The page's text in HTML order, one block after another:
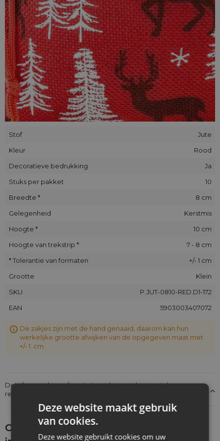
Stof
Jute
Kleur
Rood
Decoratieve bedrukking
Ja
Stuks per pakket
10
Breedte *
8 cm
Gelegenheid
Kerstmis
Hoogte *
10 cm
Hoogte van trekstrip *
7 - 8 cm
* Tolerantie van formaten
+/- 1 cm
Grootte
Klein
SKU
P.JUT-0810-RED.D1-172
EAN
5903003407072
De zakjes zijn met de hand genaaid, daarom kan hun
werkelijke grootte afwijken van de opgegeven maat met
+/- 1 cm
Details over de conformiteit van het product met de
regelgeving: Productverantwoordelijkheid
Ontdek wat je nog meer zou kunnen
Deze website maakt gebruik
van cookies.
Deze website gebruikt cookies om uw